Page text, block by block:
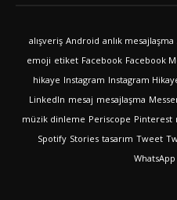
alışveriş Android anlık mesajlaşma
emoji etiket Facebook Facebook
hikaye Instagram Instagram
LinkedIn mesaj mesajlaşma
müzik dinleme Periscope Pinterest
Spotify Stories tasarım Tweet
WhatsApp